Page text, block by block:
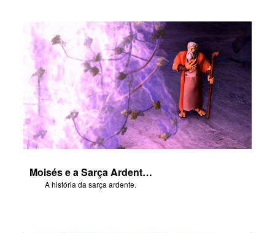
Moisés e a Sarça Ardente - Parte 2
A história da sarça ardente.